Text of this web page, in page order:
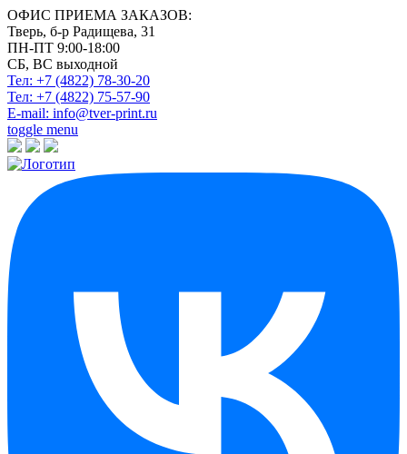
ОФИС ПРИЕМА ЗАКАЗОВ:
Тверь, б-р Радищева, 31
ПН-ПТ 9:00-18:00
СБ, ВС выходной
Тел: +7 (4822) 78-30-20
Тел: +7 (4822) 75-57-90
E-mail: info@tver-print.ru
toggle menu